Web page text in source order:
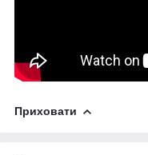
Приховати